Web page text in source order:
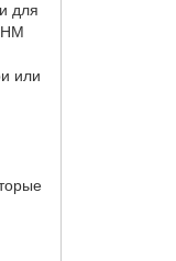
для
НМ
или